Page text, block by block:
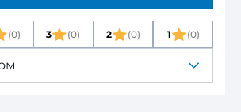
(0) 3 (0) 2 (0) 1 (0)